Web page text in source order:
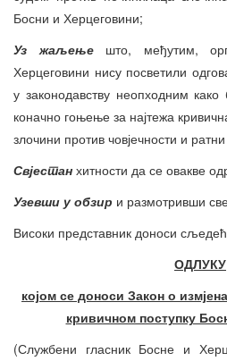
Босни и Херцеговини;
Уз жаљењешто, међутим,
Херцеговини нису посветили
у законодавству неопходним
коначно гоњење за најтежа
злочини против човјечности и
Свјестан хитности да се овакве
Узевши у обзир и размотривши
Високи представник доноси
ОДЛУКУ
којом се доноси Закон о
кривичном поступку
(Службени гласник Босне и